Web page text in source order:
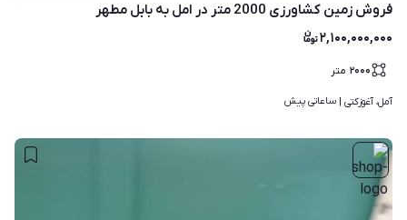
فروش زمین کشاورزی 2000 متر در امل به بابل مطهر
۲,۱۰۰,۰۰۰,۰۰۰
۲۰۰۰ متر
آمل، آغوزکتی | ساعاتی پیش